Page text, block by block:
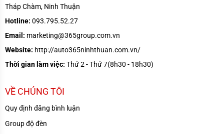
Tháp Chàm, Ninh Thuận
Hotline: 093.795.52.27
Email: marketing@365group.com.vn
Website: http://auto365ninhthuan.com.vn/
Thời gian làm việc: Thứ 2 - Thứ 7(8h30 - 18h30)
VỀ CHÚNG TÔI
Quy định đăng bình luận
Group độ đèn